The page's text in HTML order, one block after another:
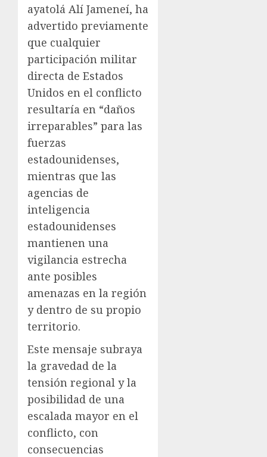
ayatolá Alí Jameneí, ha
advertido previamente
que cualquier
participación militar
directa de Estados
Unidos en el conflicto
resultaría en “daños
irreparables” para las
fuerzas
estadounidenses,
mientras que las
agencias de
inteligencia
estadounidenses
mantienen una
vigilancia estrecha
ante posibles
amenazas en la región
y dentro de su propio
territorio.
Este mensaje subraya
la gravedad de la
tensión regional y la
posibilidad de una
escalada mayor en el
conflicto, con
consecuencias